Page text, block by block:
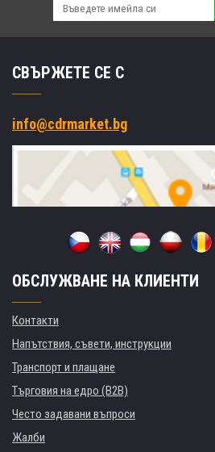
СВЪРЖЕТЕ СЕ С
info@cdrmarket.bg
ОБСЛУЖВАНЕ НА КЛИЕНТИ
Контакти
Напътствия, съвети, инструкции
Транспорт и плащане
Търговия на едро (B2B)
Често задавани въпроси
Жалби